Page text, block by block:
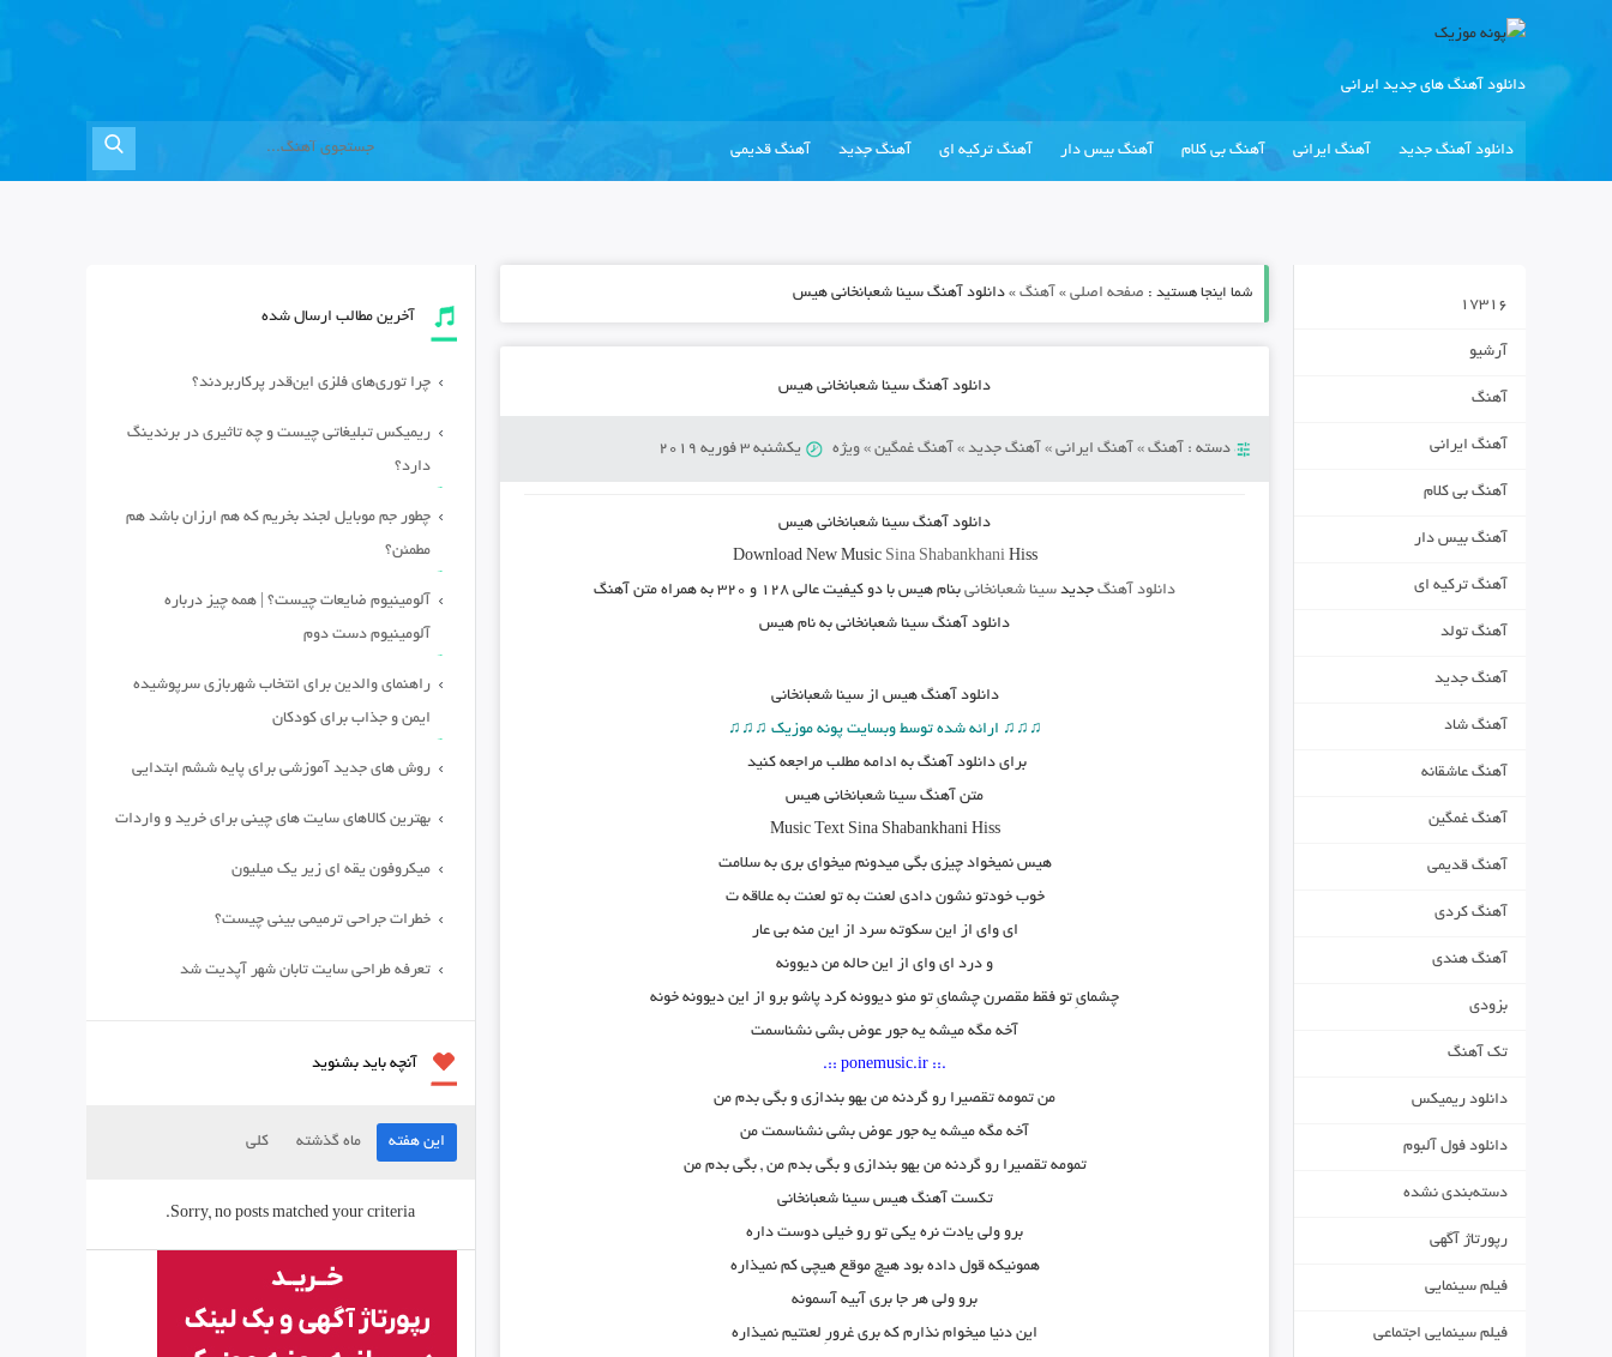
دانلود آهنگ های جدید ایرانی
دانلود آهنگ جدید آهنگ ایرانی آهنگ بی کلام آهنگ بیس دار آهنگ ترکیه ای آهنگ جدید آهنگ قدیمی
شما اینجا هستید : صفحه اصلی» آهنگ» دانلود آهنگ سینا شعبانخانی هیس
دانلود آهنگ سینا شعبانخانی هیس
دسته : آهنگ» آهنگ ایرانی» آهنگ جدید» آهنگ غمگین» ویژه یکشنبه 3 فوریه 2019
دانلود آهنگ سینا شعبانخانی هیس
Download New Music Sina ShabankhaniHiss
دانلود آهنگجدید سینا شعبانخانیبنام هیس با دو کیفیت عالی ۱۲۸ و ۳۲۰ به همراه متن آهنگ
دانلود آهنگ سینا شعبانخانی به نام هیس
دانلود آهنگ هیس از سینا شعبانخانی
♫♫♫ ارائه شده توسط وبسایت پونه موزیک ♫♫♫
برای دانلود آهنگ به ادامه مطلب مراجعه کنید
متن آهنگ سینا شعبانخانی هیس
Music Text Sina Shabankhani Hiss
هیس نمیخواد چیزی بگی میدونم میخوای بری به سلامت
خوب خودتو نشون دادی لعنت به تو لعنت به علاقه ت
ای وای از این سکوته سرد از این منه بی عار
و درد ای وای از این حاله من دیوونه
چشمایِ تو فقط مقصرن چشمایِ تو منو دیوونه کرد پاشو برو از این دیوونه خونه
آخه مگه میشه یه جور عوض بشی نشناسمت
.:: ponemusic.ir ::.
من تمومه تقصیرا رو گردنه من یهو بندازی و بگی بدم من
آخه مگه میشه یه جور عوض بشی نشناسمت من
تمومه تقصیرا رو گردنه من یهو بندازی و بگی بدم من , بگی بدم من
تکست آهنگ هیس سینا شعبانخانی
برو ولی یادت نره یکی تو رو خیلی دوست داره
همونیکه قول داده بود هیچ موقع هیچی کم نمیذاره
برو ولی هر جا بری آبیه آسمونه
این دنیا میخوام نذارم که بری غرورِ لعنتیم نمیذاره
17316
آرشیو
آهنگ
آهنگ ایرانی
آهنگ بی کلام
آهنگ بیس دار
آهنگ ترکیه ای
آهنگ تولد
آهنگ جدید
آهنگ شاد
آهنگ عاشقانه
آهنگ غمگین
آهنگ قدیمی
آهنگ کردی
آهنگ هندی
بزودی
تک آهنگ
دانلود ریمیکس
دانلود فول آلبوم
دسته‌بندی نشده
رپورتاژ آگهی
فیلم سینمایی
فیلم سینمایی اجتماعی
آخرین مطالب ارسال شده
چرا توری‌های فلزی این‌قدر پرکاربردند؟
ریمیکس تبلیغاتی چیست و چه تاثیری در برندینگ
دارد؟
چطور جم موبایل لجند بخریم که هم ارزان باشد هم
مطمئن؟
آلومینیوم ضایعات چیست؟ | همه چیز درباره
آلومینیوم دست دوم
راهنمای والدین برای انتخاب شهربازی سرپوشیده
ایمن و جذاب برای کودکان
روش های جدید آموزشی برای پایه ششم ابتدایی
بهترین کالاهای سایت های چینی برای خرید و واردات
میکروفون یقه ای زیر یک میلیون
خطرات جراحی ترمیمی بینی چیست؟
تعرفه طراحی سایت تابان شهر آپدیت شد
آنچه باید بشنوید
این هفته ماه گذشته کلی
Sorry, no posts matched your criteria.